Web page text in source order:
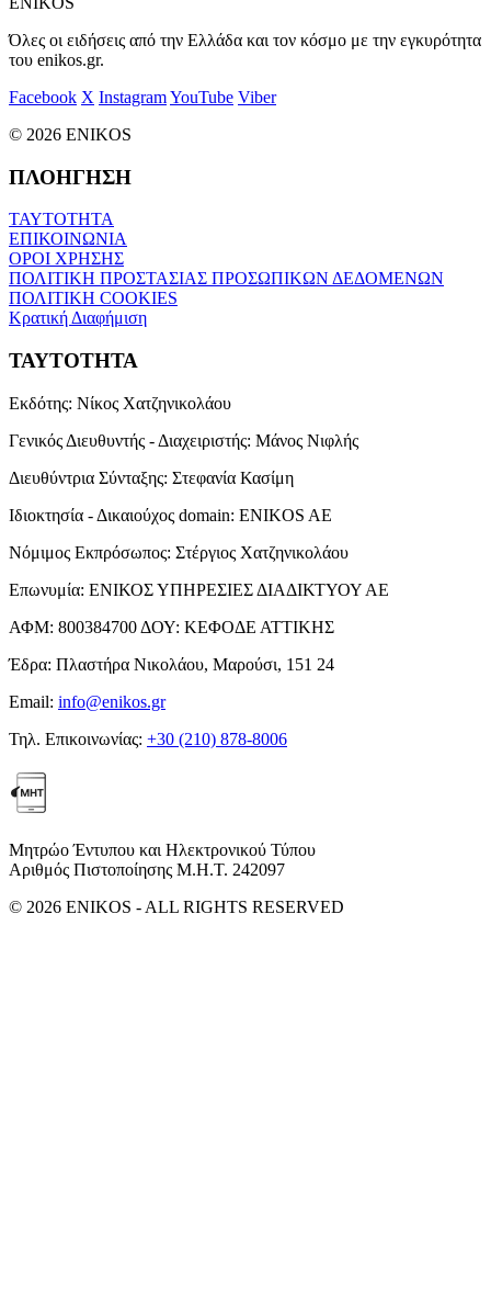
Όλες οι ειδήσεις από την Ελλάδα και τον κόσμο με την εγκυρότητα
του enikos.gr.
Facebook X InstagramYouTube Viber
© 2026 ENIKOS
ΠΛΟΗΓΗΣΗ
ΤΑΥΤΟΤΗΤΑ
ΕΠΙΚΟΙΝΩΝΙΑ
ΟΡΟΙ ΧΡΗΣΗΣ
ΠΟΛΙΤΙΚΗ ΠΡΟΣΤΑΣΙΑΣ ΠΡΟΣΩΠΙΚΩΝ ΔΕΔΟΜΕΝΩΝ
ΠΟΛΙΤΙΚΗ COOKIES
Κρατική Διαφήμιση
ΤΑΥΤΟΤΗΤΑ
Εκδότης: Νίκος Χατζηνικολάου
Γενικός Διευθυντής - Διαχειριστής: Μάνος Νιφλής
Διευθύντρια Σύνταξης: Στεφανία Κασίμη
Ιδιοκτησία - Δικαιούχος domain: ENIKOS AE
Νόμιμος Εκπρόσωπος: Στέργιος Χατζηνικολάου
Επωνυμία: ΕΝΙΚΟΣ ΥΠΗΡΕΣΙΕΣ ΔΙΑΔΙΚΤΥΟΥ ΑΕ
ΑΦΜ: 800384700 ΔΟΥ: ΚΕΦΟΔΕ ΑΤΤΙΚΗΣ
Έδρα: Πλαστήρα Νικολάου, Μαρούσι, 151 24
Email: info@enikos.gr
Τηλ. Επικοινωνίας: +30 (210) 878-8006
Μητρώο Έντυπου και Ηλεκτρονικού Τύπου
Αριθμός Πιστοποίησης Μ.Η.Τ. 242097
© 2026 ENIKOS - ALL RIGHTS RESERVED